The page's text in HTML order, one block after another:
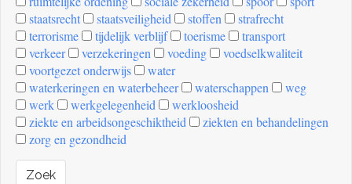
staatsrecht
staatsveiligheid stoffen
strafrecht
terrorisme
tijdelijk verblijf toerisme
transport
verkeer
verzekeringen voeding
voedselkwaliteit
voortgezet onderwijs
water
waterkeringen en waterbeheer
waterschappen
weg
werk
werkgelegenheid
werkloosheid
ziekte en arbeidsongeschiktheid
ziekten en behandelingen
zorg en gezondheid
Zoek